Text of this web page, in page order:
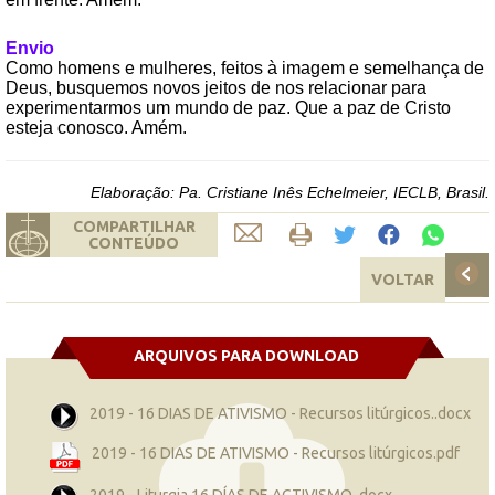
Envio
Como homens e mulheres, feitos à imagem e semelhança de
Deus, busquemos novos jeitos de nos relacionar para
experimentarmos um mundo de paz. Que a paz de Cristo
esteja conosco. Amém.
Elaboração: Pa. Cristiane Inês Echelmeier, IECLB, Brasil.
COMPARTILHAR
CONTEÚDO
VOLTAR
ARQUIVOS PARA DOWNLOAD
2019 - 16 DIAS DE ATIVISMO - Recursos litúrgicos..docx
2019 - 16 DIAS DE ATIVISMO - Recursos litúrgicos.pdf